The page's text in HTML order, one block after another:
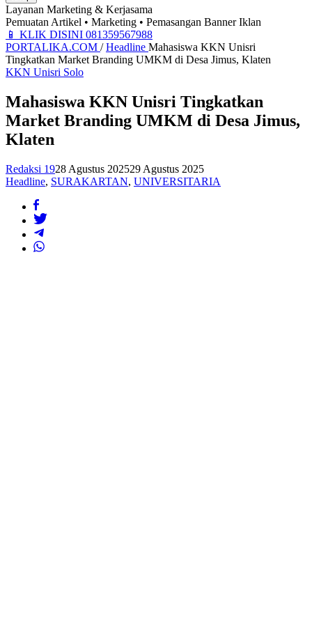
Layanan Marketing & Kerjasama
Pemuatan Artikel • Marketing • Pemasangan Banner Iklan
📱 KLIK DISINI 081359567988
PORTALIKA.COM / Headline Mahasiswa KKN Unisri
Tingkatkan Market Branding UMKM di Desa Jimus, Klaten
KKN Unisri Solo
Mahasiswa KKN Unisri Tingkatkan
Market Branding UMKM di Desa Jimus,
Klaten
Redaksi 1928 Agustus 202529 Agustus 2025
Headline, SURAKARTAN, UNIVERSITARIA